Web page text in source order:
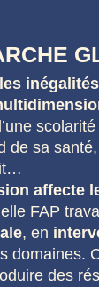
de sa
affecte
FAP
, en
domaines.
des